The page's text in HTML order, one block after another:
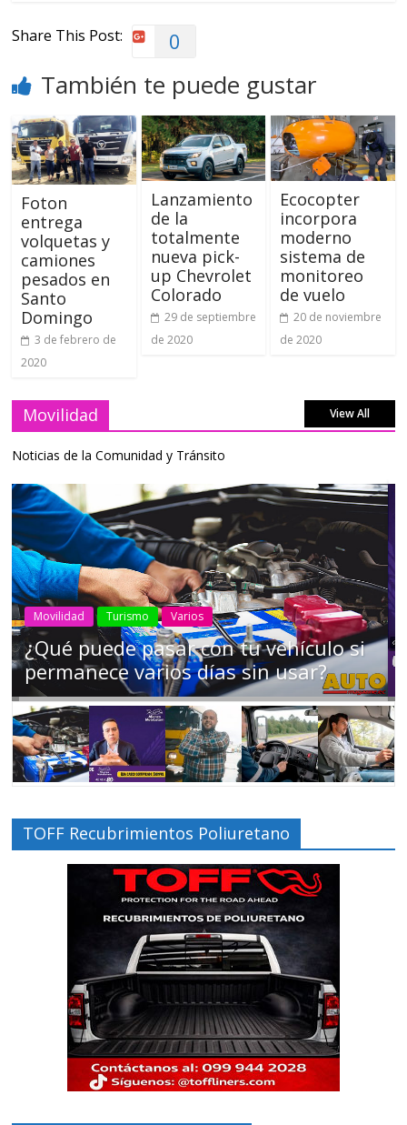
Share This Post: 0
También te puede gustar
Foton
entrega
volquetas y
camiones
pesados en
Santo
Domingo
3 de febrero de
2020
Lanzamiento
de la
totalmente
nueva pick-
up Chevrolet
Colorado
29 de septiembre
de 2020
Ecocopter
incorpora
moderno
sistema de
monitoreo
de vuelo
20 de noviembre
de 2020
Movilidad View All
Noticias de la Comunidad y Tránsito
AEADE Industria Motociclismo Motos Movilidad
Campaña busca cambiar destino de
los motociclistas en la región
TOFF Recubrimientos Poliuretano